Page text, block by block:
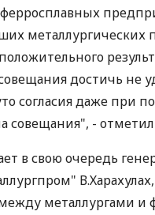
металлургических
достичь не
согласия даже при
совещания", -
в свою очередь
металлургами и